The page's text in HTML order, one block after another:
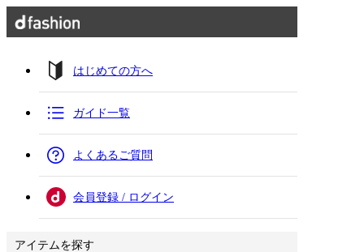
はじめての方へ
ガイド一覧
よくあるご質問
会員登録 / ログイン
アイテムを探す